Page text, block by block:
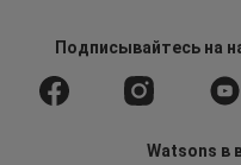
Подписывайтесьна
Watsons в